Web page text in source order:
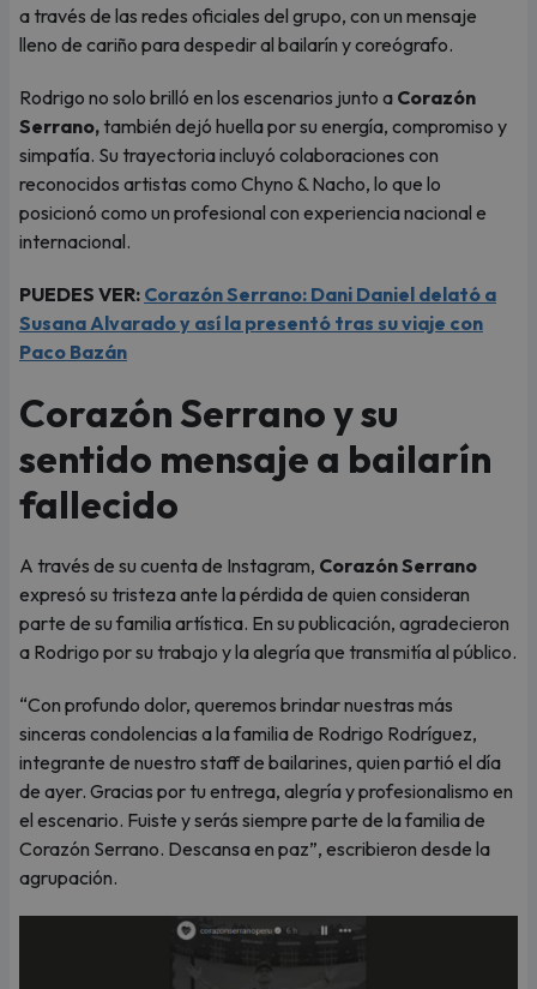
a través de las redes oficiales del grupo, con un mensaje
lleno de cariño para despedir al bailarín y coreógrafo.
Rodrigo no solo brilló en los escenarios junto a Corazón
Serrano, también dejó huella por su energía, compromiso y
simpatía. Su trayectoria incluyó colaboraciones con
reconocidos artistas como Chyno & Nacho, lo que lo
posicionó como un profesional con experiencia nacional e
internacional.
PUEDES VER: Corazón Serrano: Dani Daniel delató a
Susana Alvarado y así la presentó tras su viaje con
Paco Bazán
Corazón Serrano y su
sentido mensaje a bailarín
fallecido
A través de su cuenta de Instagram, Corazón Serrano
expresó su tristeza ante la pérdida de quien consideran
parte de su familia artística. En su publicación, agradecieron
a Rodrigo por su trabajo y la alegría que transmitía al público.
“Con profundo dolor, queremos brindar nuestras más
sinceras condolencias a la familia de Rodrigo Rodríguez,
integrante de nuestro staff de bailarines, quien partió el día
de ayer. Gracias por tu entrega, alegría y profesionalismo en
el escenario. Fuiste y serás siempre parte de la familia de
Corazón Serrano. Descansa en paz”, escribieron desde la
agrupación.